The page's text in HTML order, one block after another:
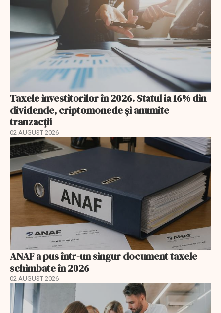
Taxele investitorilor în 2026. Statul ia 16% din
dividende, criptomonede și anumite
tranzacții
02 AUGUST 2026
ANAF a pus într-un singur document taxele
schimbate în 2026
02 AUGUST 2026